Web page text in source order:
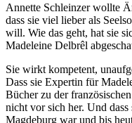
Annette Schleinzer wollte
dass sie viel lieber als
will. Wie das geht, hat sie
Madeleine Delbrêl
Sie wirkt kompetent,
Dass sie Expertin für
Bücher zu der
nicht vor sich her. Und
Magdeburg war und bis